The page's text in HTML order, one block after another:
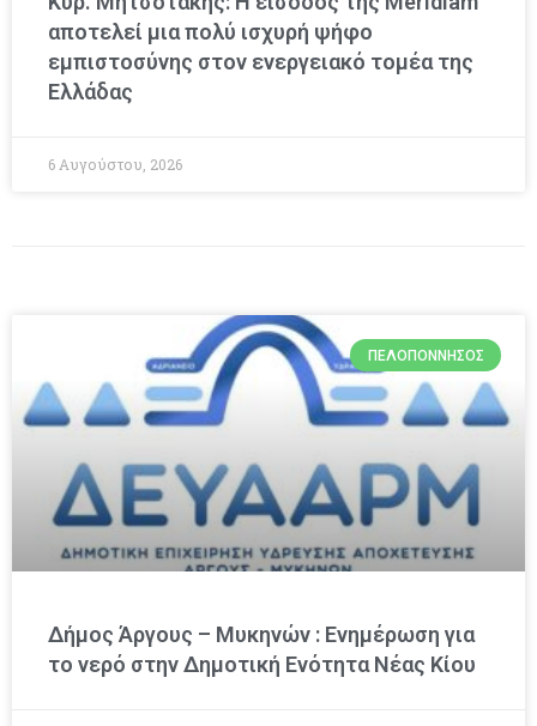
αποτελεί μια πολύ ισχυρή ψήφο
εμπιστοσύνης στον ενεργειακό τομέα της
Ελλάδας
6 Αυγούστου, 2026
ΠΕΛΟΠΌΝΝΗΣΟΣ
Δήμος Άργους – Μυκηνών : Ενημέρωση για
το νερό στην Δημοτική Ενότητα Νέας Κίου